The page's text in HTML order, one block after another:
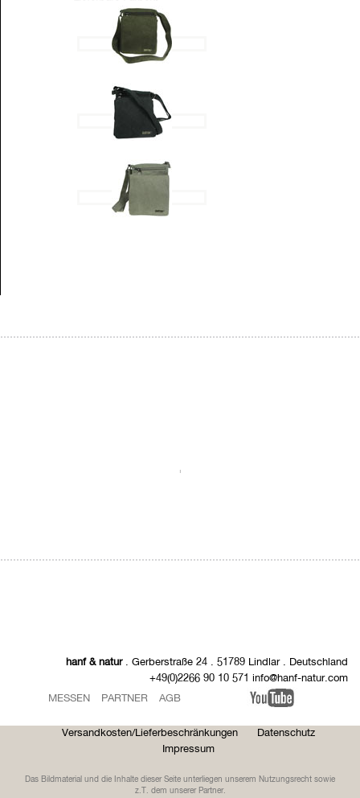
.
hanf & natur. Gerberstraße 24 . 51789 Lindlar . Deutschland
+49(0)2266 90 10 571 info@hanf-natur.com
MESSEN
PARTNER AGB
Versandkosten/Lieferbeschränkungen
Datenschutz
Impressum
Das Bildmaterial und die Inhalte dieser Seite unterliegen unserem Nutzungsrecht sowie
z.T. dem unserer Partner.